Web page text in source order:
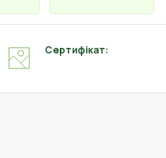
Сертифікат: